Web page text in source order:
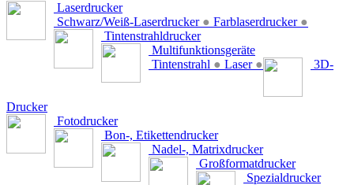
Laserdrucker
Schwarz/Weiß-Laserdrucker ● Farblaserdrucker ●
Tintenstrahldrucker
Multifunktionsgeräte
Tintenstrahl ● Laser ● 3D-
Drucker
Fotodrucker
Bon-, Etikettendrucker
Nadel-, Matrixdrucker
Großformatdrucker
Spezialdrucker